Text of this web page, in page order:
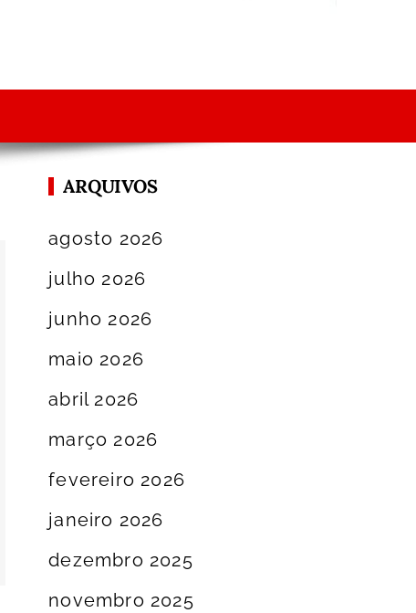
ARQUIVOS
agosto 2026
julho 2026
junho 2026
maio 2026
abril 2026
março 2026
fevereiro 2026
janeiro 2026
dezembro 2025
novembro 2025